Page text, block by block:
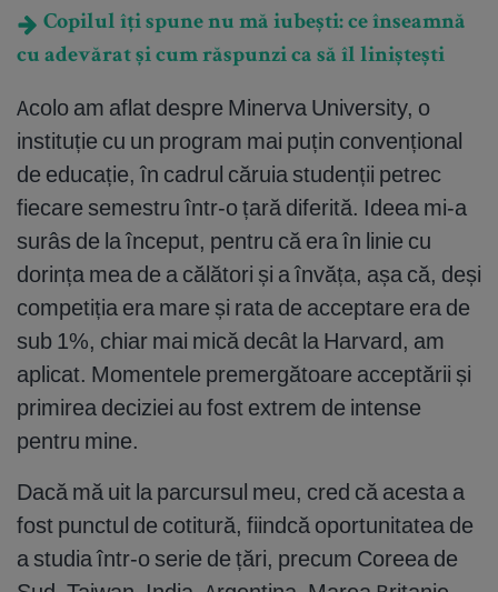
Copilul îți spune nu mă iubești: ce înseamnă
cu adevărat și cum răspunzi ca să îl liniștești
Acolo am aflat despre Minerva University, o
instituție cu un program mai puțin convențional
de educație, în cadrul căruia studenții petrec
fiecare semestru într-o țară diferită. Ideea mi-a
surâs de la început, pentru că era în linie cu
dorința mea de a călători și a învăța, așa că, deși
competiția era mare și rata de acceptare era de
sub 1%, chiar mai mică decât la Harvard, am
aplicat. Momentele premergătoare acceptării și
primirea deciziei au fost extrem de intense
pentru mine.
Dacă mă uit la parcursul meu, cred că acesta a
fost punctul de cotitură, fiindcă oportunitatea de
a studia într-o serie de țări, precum Coreea de